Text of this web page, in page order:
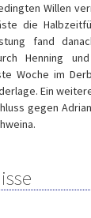
Willen
die
fand
Henning
Woche im
Ein
gegen